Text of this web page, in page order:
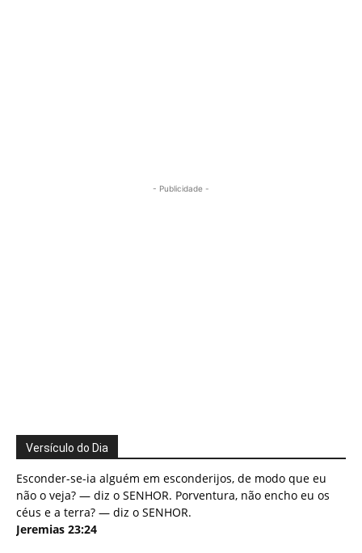
- Publicidade -
Versículo do Dia
Esconder-se-ia alguém em esconderijos, de modo que eu
não o veja? — diz o SENHOR. Porventura, não encho eu os
céus e a terra? — diz o SENHOR.
Jeremias 23:24